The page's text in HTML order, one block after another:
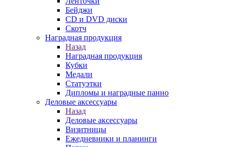
Бейджи
CD и DVD диски
Скотч
Наградная продукция
Назад
Наградная продукция
Кубки
Медали
Статуэтки
Дипломы и наградные панно
Деловые аксессуары
Назад
Деловые аксессуары
Визитницы
Ежедневники и планинги